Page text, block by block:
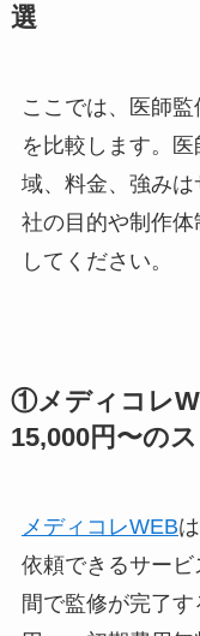
選
ここでは、医師
を比較します。
域、料金、強み
社の目的や制作
してください。
①メディコレ
15,000円〜の
メディコレWEB
依頼できるサー
間で監修が完了